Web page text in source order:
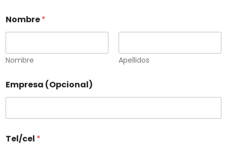
Nombre*
Nombre Apellidos
Empresa (Opcional)
Tel/cel *